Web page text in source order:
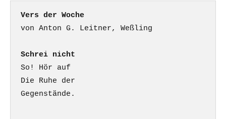
Vers der Woche
Schrei nicht
So! Hör auf
Die Ruhe der
Gegenstände.